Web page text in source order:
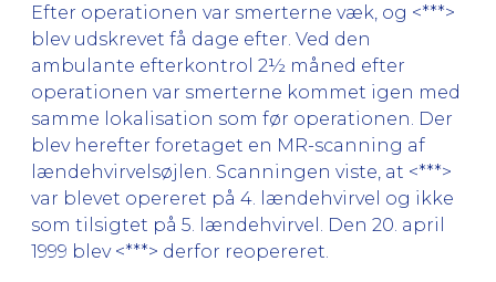
Efter operationen var smerterne væk, og <***>
blev udskrevet få dage efter. Ved den
ambulante efterkontrol 2½ måned efter
operationen var smerterne kommet igen med
samme lokalisation som før operationen. Der
blev herefter foretaget en MR-scanning af
lændehvirvelsøjlen. Scanningen viste, at <***>
var blevet opereret på 4. lændehvirvel og ikke
som tilsigtet på 5. lændehvirvel. Den 20. april
1999 blev <***> derfor reopereret.